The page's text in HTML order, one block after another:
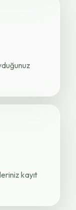
kayıt